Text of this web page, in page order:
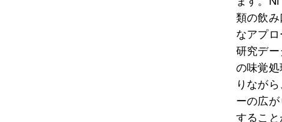
類の飲み
なアプロ
研究デー
の味覚
りながら
ーの広が
すること